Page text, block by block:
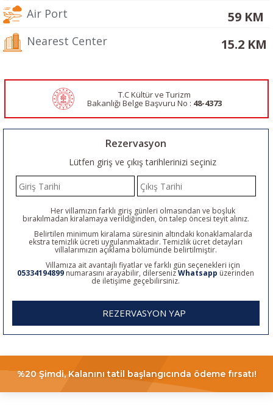
Air Port 59 KM
Nearest Center 15.2 KM
T.C Kültür ve Turizm
Bakanlığı Belge Başvuru No : 48-4373
Rezervasyon
Lütfen giriş ve çıkış tarihlerinizi seçiniz
Her villamızın farklı giriş günleri olmasından ve boşluk
bırakılmadan kiralamaya verildiğinden, ön talep öncesi teyit alınız.
Belirtilen minimum kiralama süresinin altındaki konaklamalarda
ekstra temizlik ücreti uygulanmaktadır. Temizlik ücret detayları
villalarımızın açıklama bölümünde belirtilmiştir.
Villamıza ait avantajlı fiyatlar ve farklı gün seçenekleri için
05334194899 numarasını arayabilir, dilersenizWhatsapp üzerinden
de iletişime geçebilirsiniz.
REZERVASYON YAP
%20 Şimdi, Kalanını tatil başlangıcında ödeme fırsatı!